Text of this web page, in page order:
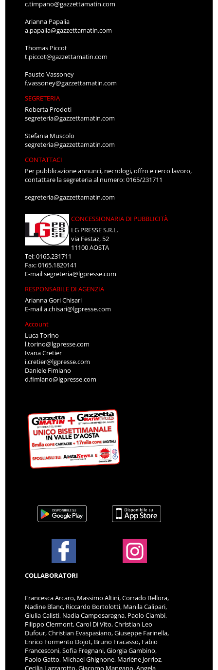
c.timpano@gazzettamatin.com
Arianna Papalia
a.papalia@gazzettamatin.com
Thomas Piccot
t.piccot@gazzettamatin.com
Fausto Vassoney
f.vassoney@gazzettamatin.com
SEGRETERIA
Roberta Prodoti
segreteria@gazzettamatin.com
Stefania Muscolo
segreteria@gazzettamatin.com
CONTATTACI
Per pubblicazione annunci, necrologi, offro e cerco lavoro,
contattare la segreteria al numero: 0165/231711
segreteria@gazzettamatin.com
CONCESSIONARIA DI PUBBLICITÀ
LG PRESSE S.R.L.
via Festaz, 52
11100 AOSTA
Tel: 0165.231711
Fax: 0165.1820141
E-mailsegreteria@lgpresse.com
RESPONSABILE DI AGENZIA
Arianna Gori Chisari
E-maila.chisari@lgpresse.com
Account
Luca Torino
l.torino@lgpresse.com
Ivana Cretier
i.cretier@lgpresse.com
Daniele Fimiano
d.fimiano@lgpresse.com
COLLABORATORI
Francesca Arcaro, Massimo Altini, Corrado Bellora,
Nadine Blanc, Riccardo Bortolotti, Manila Calipari,
Giulia Calisti, Nadia Camposaragna, Paolo Ciambi,
Filippo Clermont, Carol Di Vito, Christian Leo
Dufour, Christian Evaspasiano, Giuseppe Farinella,
Enrico Formento Dojot, Bruno Fracasso, Fabio
Francesconi, Sofia Fregnani, Giorgia Gambino,
Paolo Gatto, Michael Ghignone, Marlène Jorrioz,
Cecilia Lazzarotto, Giacomo Mangano, Angela